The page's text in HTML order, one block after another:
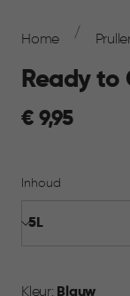
Navigation
Home
Ready to
€
€ 9,95
Inhoud
Kleur: Blauw